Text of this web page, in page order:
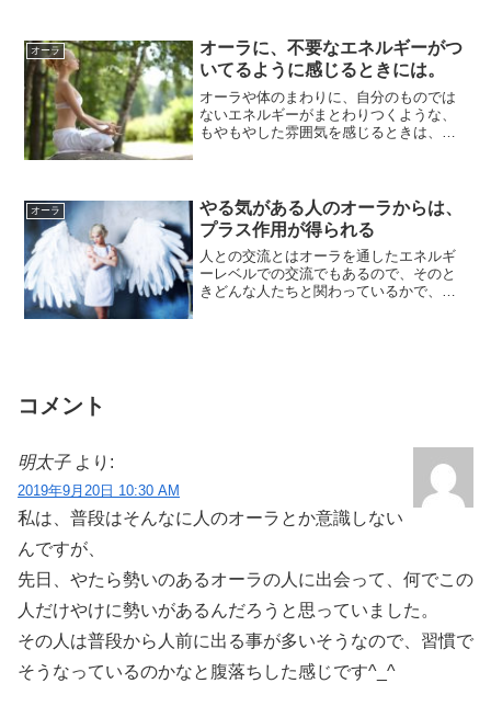
オーラ
オーラに、不要なエネルギーがつ
いてるように感じるときには。
オーラや体のまわりに、自分のものでは
ないエネルギーがまとわりつくような、
もやもやした雰囲気を感じるときは、実
オーラ
やる気がある人のオーラからは、
プラス作用が得られる
人との交流とはオーラを通したエネルギ
ーレベルでの交流でもあるので、そのと
きどんな人たちと関わっているかで、自
コメント
明太子 より:
2019年9月20日 10:30 AM
私は、普段はそんなに人のオーラとか意識しない
んですが、
先日、やたら勢いのあるオーラの人に出会って、何でこの
人だけやけに勢いがあるんだろうと思っていました。
その人は普段から人前に出る事が多いそうなので、習慣で
そうなっているのかなと腹落ちした感じです^_^